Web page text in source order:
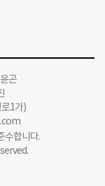
곤
1가)
수합니다.